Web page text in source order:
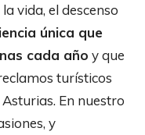
vida, el descenso
única que
cada año y que
turísticos
En nuestro
y